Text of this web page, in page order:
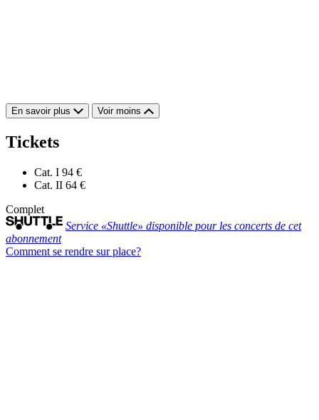
En savoir plus Voir moins
Tickets
Cat. I 94 €
Cat. II 64 €
Complet
Service «Shuttle» disponible pour les concerts de cet
abonnement
Comment se rendre sur place?